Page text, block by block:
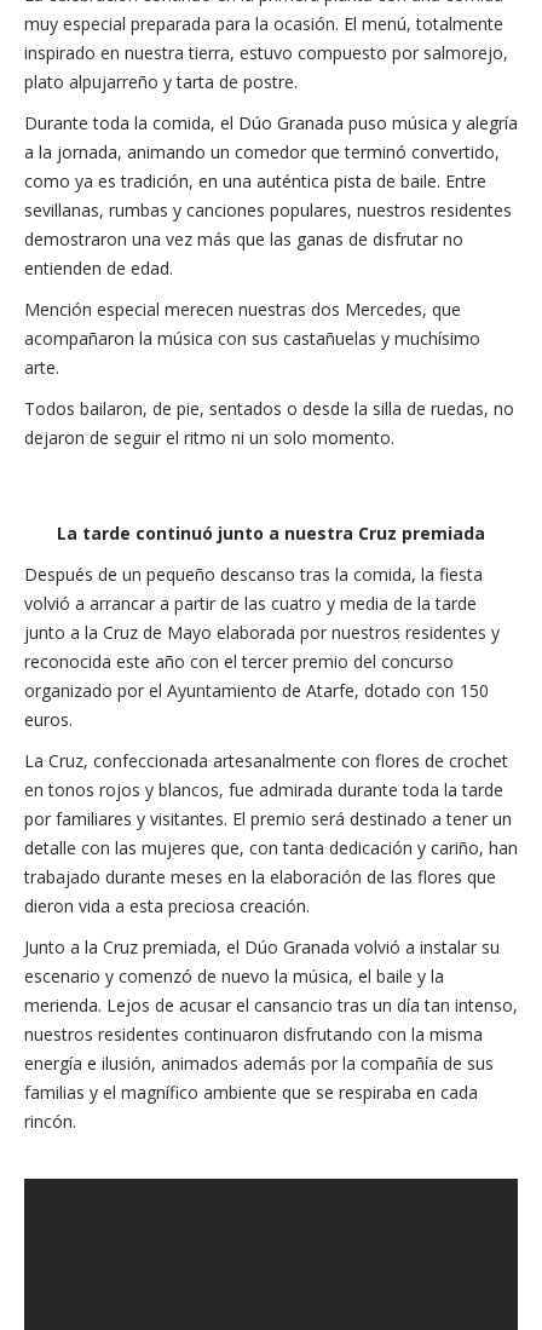
muy especial preparada para la ocasión. El menú, totalmente
inspirado en nuestra tierra, estuvo compuesto por salmorejo,
plato alpujarreño y tarta de postre.
Durante toda la comida, el Dúo Granada puso música y alegría
a la jornada, animando un comedor que terminó convertido,
como ya es tradición, en una auténtica pista de baile. Entre
sevillanas, rumbas y canciones populares, nuestros residentes
demostraron una vez más que las ganas de disfrutar no
entienden de edad.
Mención especial merecen nuestras dos Mercedes, que
acompañaron la música con sus castañuelas y muchísimo
arte.
Todos bailaron, de pie, sentados o desde la silla de ruedas, no
dejaron de seguir el ritmo ni un solo momento.
La tarde continuó junto a nuestra Cruz premiada
Después de un pequeño descanso tras la comida, la fiesta
volvió a arrancar a partir de las cuatro y media de la tarde
junto a la Cruz de Mayo elaborada por nuestros residentes y
reconocida este año con el tercer premio del concurso
organizado por el Ayuntamiento de Atarfe, dotado con 150
euros.
La Cruz, confeccionada artesanalmente con flores de crochet
en tonos rojos y blancos, fue admirada durante toda la tarde
por familiares y visitantes. El premio será destinado a tener un
detalle con las mujeres que, con tanta dedicación y cariño, han
trabajado durante meses en la elaboración de las flores que
dieron vida a esta preciosa creación.
Junto a la Cruz premiada, el Dúo Granada volvió a instalar su
escenario y comenzó de nuevo la música, el baile y la
merienda. Lejos de acusar el cansancio tras un día tan intenso,
nuestros residentes continuaron disfrutando con la misma
energía e ilusión, animados además por la compañía de sus
familias y el magnífico ambiente que se respiraba en cada
rincón.